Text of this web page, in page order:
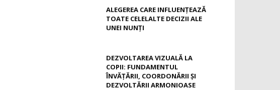
ALEGEREA CARE INFLUENȚEAZĂ
TOATE CELELALTE DECIZII ALE
UNEI NUNȚI
DEZVOLTAREA VIZUALĂ LA
COPII: FUNDAMENTUL
ÎNVĂȚĂRII, COORDONĂRII ȘI
DEZVOLTĂRII ARMONIOASE